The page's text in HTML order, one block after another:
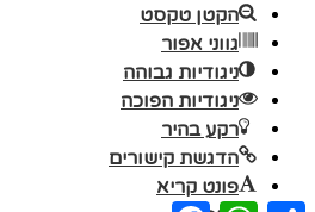
הקטן טקסט
גווני אפור
ניגודיות גבוהה
ניגודיות הפוכה
רקע בהיר
הדגשת קישורים
פונט קריא